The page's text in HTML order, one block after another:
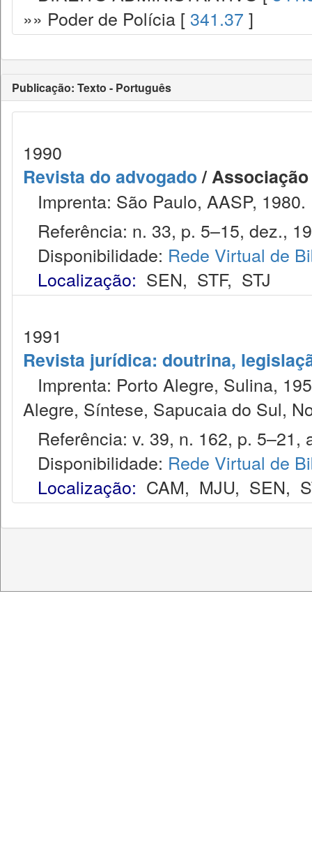
»» Poder de Polícia [ 341.37 ]
Publicação: Texto - Português
1990
Revista do advogado/
Imprenta: São Paulo, AASP, 1980.
Referência: n. 33, p. 5–15, dez.,
Disponibilidade: Rede Virtual de
Localização: SEN, STF, STJ
1991
Revista jurídica: doutrina,
Imprenta: Porto Alegre, Sulina,
Alegre, Síntese, Sapucaia do Sul,
Referência: v. 39, n. 162, p. 5–21,
Disponibilidade: Rede Virtual de
Localização: CAM, MJU, SEN,